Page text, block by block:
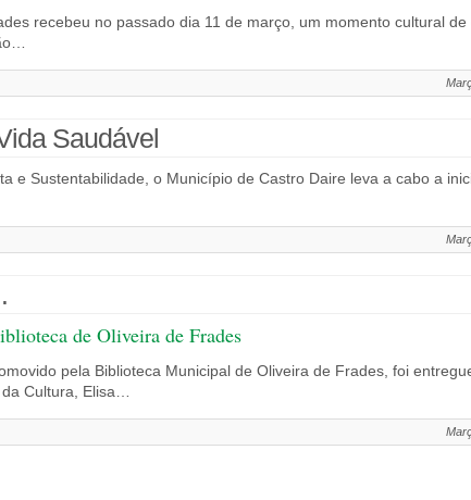
recebeu no passado dia 11 de março, um momento cultural
Saudável
e Sustentabilidade, o Município de Castro Daire leva a cabo a
de Oliveira de Frades
pela Biblioteca Municipal de Oliveira de Frades, foi
Cultura, Elisa…